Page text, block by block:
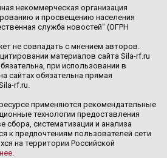
некоммерческая организация
и просвещению населения
служба новостей" (ОГРН
не совпадать с мнением авторов.
материалов сайта Sila-rf.ru
при использовании в
сайтах обязательна прямая
rf.ru.
применяются рекомендательные
технологии предоставления
сбора, систематизации и анализа
к предпочтениям пользователей сети
на территории Российской
.